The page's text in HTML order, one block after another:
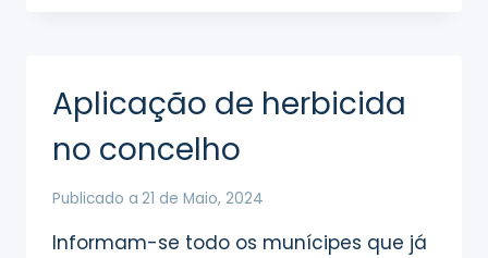
NOVOS
HORÁRIOS
A
DESTA
Aplicação de herbicida
no concelho
Publicado a 21 de Maio, 2024
Informam-se todo os munícipes que já